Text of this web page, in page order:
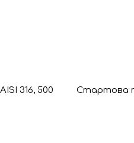
316, 500
Стартова